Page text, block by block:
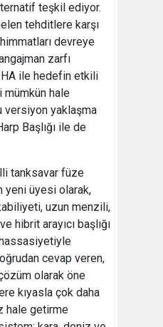
teşkil ediyor.
tehditlere karşı
devreye
zarfı
ile hedefin etkili
hale
versiyon yaklaşma
Başlığı ile de
tanksavar füze
üyesi olarak,
uzun menzili,
hibrit arayıcı başlığı
cevap veren,
olarak öne
kıyasla çok daha
hale getirme